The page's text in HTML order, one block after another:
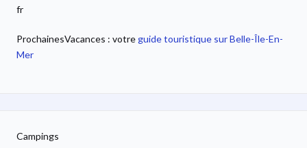
fr
ProchainesVacances : votreguide touristique sur Belle-Île-En-
Mer
Campings